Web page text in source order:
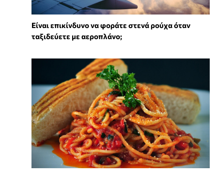
⁠Είναι επικίνδυνο να φοράτε στενά ρούχα όταν
ταξιδεύετε με αεροπλάνο;